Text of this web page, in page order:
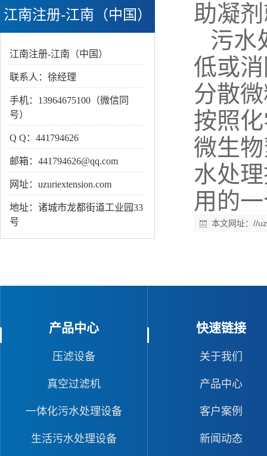
江南注册-江南（中国）
江南注册-江南（中国）
联系人：徐经理
手机：13964675100（微信同
号）
Q Q：441794626
邮箱：441794626@qq.com
网址：uzuriextension.com
地址：诸城市龙都街道工业园33
号
助凝
污水
低或
分散
按照
微生
水处
用的
本文网址： //
产品中心
压滤设备
真空过滤机
一体化污水处理设备
生活污水处理设备
快速链接
关于我们
产品中心
客户案例
新闻动态